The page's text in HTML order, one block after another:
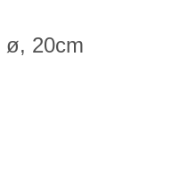
ø, 20cm